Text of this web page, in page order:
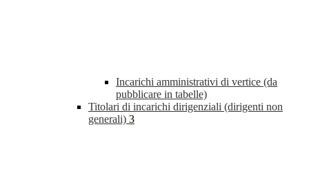
Incarichi amministrativi di vertice (da
pubblicare in tabelle)
Titolari di incarichi dirigenziali (dirigenti non
generali) 3